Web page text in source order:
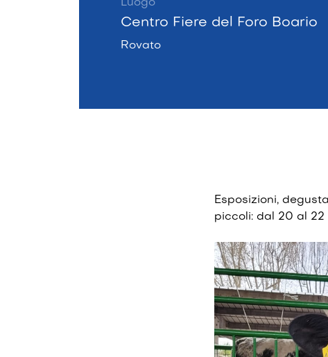
Luogo
Centro Fiere del Foro Boario
Rovato
Esposizioni,
piccoli: dal 20 al